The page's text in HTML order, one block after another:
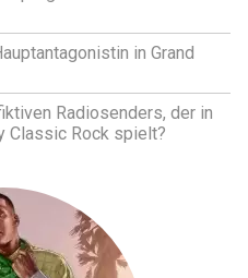
in Grand
Radiosenders, der in
Classic Rock spielt?